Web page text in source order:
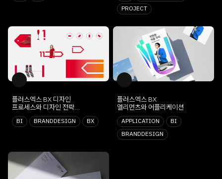
PROJECT
플러스엑스 BX 디자인
프로세스와 디자인 전략
구축
BI BRANDDESIGN BX
플러스엑스 BX
엘리먼츠와 어플리케이션
APPLICATION
BI
BRANDDESIGN